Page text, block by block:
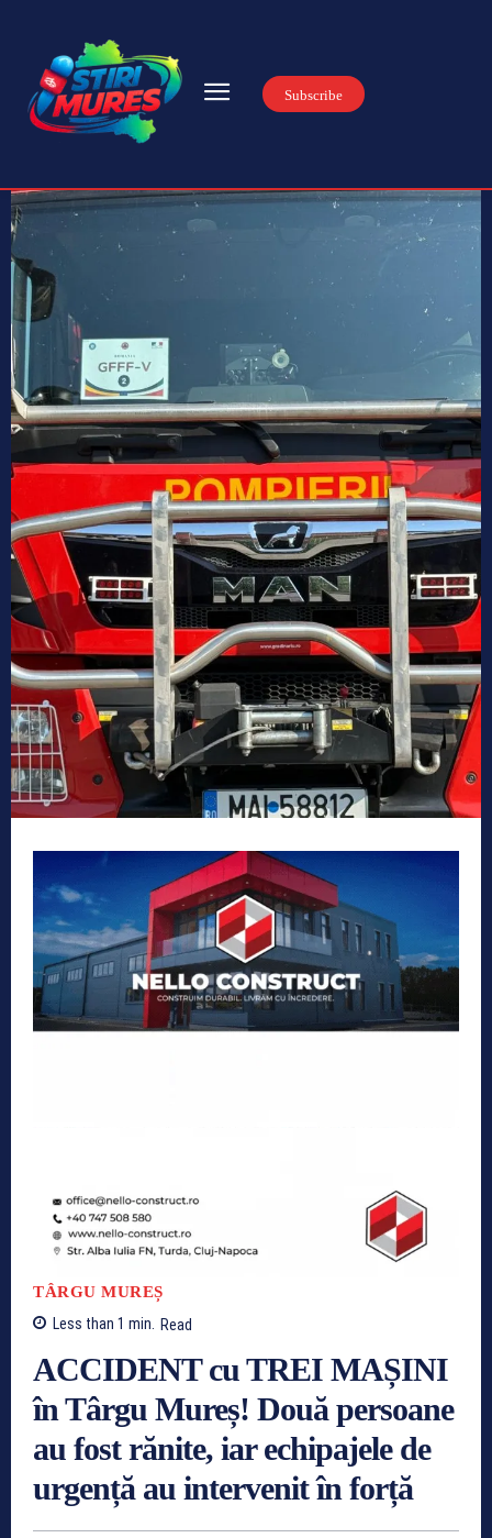
Subscribe
TÂRGU MUREȘ
Less than 1 min. Read
ACCIDENT cu TREI MAȘINI
în Târgu Mureș! Două persoane
au fost rănite, iar echipajele de
urgență au intervenit în forță